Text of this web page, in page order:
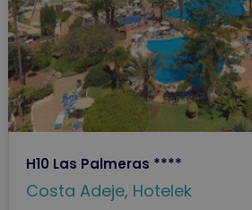
H10 Las Palmeras ****
Costa Adeje, Hotelek